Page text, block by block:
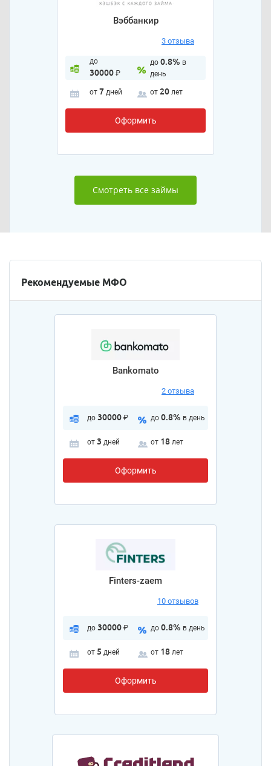
Вэббанкир
3 отзыва
до
30000₽
до 0.8% в
день
от 7 дней от 20 лет
Оформить
Смотреть все займы
Рекомендуемые МФО
Bankomato
2 отзыва
до 30000 ₽ до 0.8% в день
от 3 дней от 18 лет
Оформить
Finters-zaem
10 отзывов
до 30000 ₽ до 0.8% в день
от 5 дней от 18 лет
Оформить